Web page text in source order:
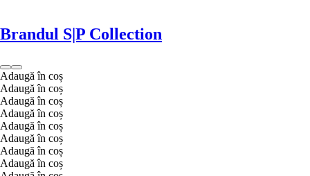
Brandul S|P Collection
Adaugă în coș
Adaugă în coș
Adaugă în coș
Adaugă în coș
Adaugă în coș
Adaugă în coș
Adaugă în coș
Adaugă în coș